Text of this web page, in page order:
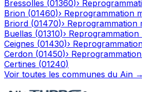
Bressolles (01360)›
Brion (01460)› Reprogrammation
Briord (01470)› Reprogrammation
Buellas (01310)›
Ceignes (01430)›
Cerdon (01450)›
Certines (01240)
Voir toutes les communes du Ain →